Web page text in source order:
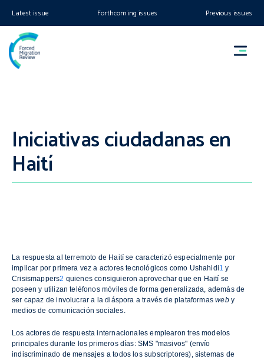
Latest issue Forthcoming issues Previous issues
Iniciativas ciudadanas en
Haití
La respuesta al terremoto de Haití se caracterizó especialmente por
implicar por primera vez a actores tecnológicos como Ushahidi1 y
Crisismappers2 quienes consiguieron aprovechar que en Haití se
poseen y utilizan teléfonos móviles de forma generalizada, además de
ser capaz de involucrar a la diáspora a través de plataformasweby
medios de comunicación sociales.
Los actores de respuesta internacionales emplearon tres modelos
principales durante los primeros días: SMS "masivos" (envío
indiscriminado de mensajes a todos los subscriptores), sistemas de